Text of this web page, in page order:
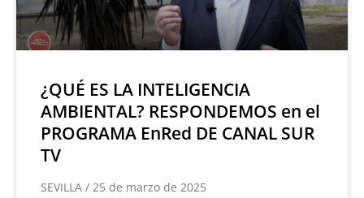
¿QUÉ ES LA INTELIGENCIA
AMBIENTAL? RESPONDEMOS en el
PROGRAMA EnRed DE CANAL SUR
TV
SEVILLA / 25 de marzo de 2025